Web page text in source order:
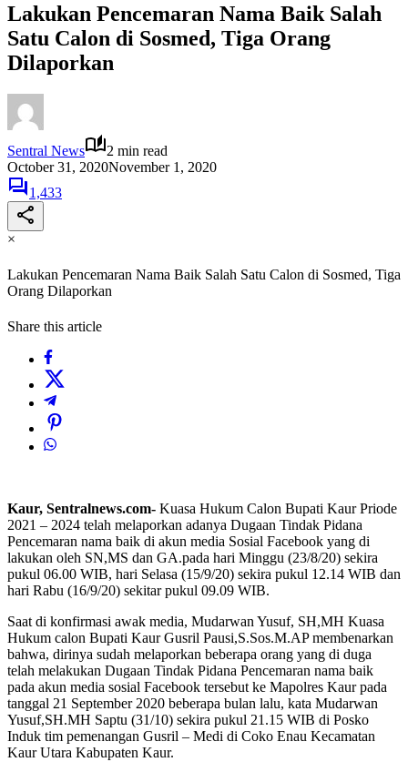
Lakukan Pencemaran Nama Baik Salah
Satu Calon di Sosmed, Tiga Orang
Dilaporkan
Sentral News
2 min read
October 31, 2020November 1, 2020
1,433
×
Lakukan Pencemaran Nama Baik Salah Satu Calon di Sosmed, Tiga
Orang Dilaporkan
Share this article
Kaur, Sentralnews.com- Kuasa Hukum Calon Bupati Kaur Priode
2021 – 2024 telah melaporkan adanya Dugaan Tindak Pidana
Pencemaran nama baik di akun media Sosial Facebook yang di
lakukan oleh SN,MS dan GA.pada hari Minggu (23/8/20) sekira
pukul 06.00 WIB, hari Selasa (15/9/20) sekira pukul 12.14 WIB dan
hari Rabu (16/9/20) sekitar pukul 09.09 WIB.
Saat di konfirmasi awak media, Mudarwan Yusuf, SH,MH Kuasa
Hukum calon Bupati Kaur Gusril Pausi,S.Sos.M.AP membenarkan
bahwa, dirinya sudah melaporkan beberapa orang yang di duga
telah melakukan Dugaan Tindak Pidana Pencemaran nama baik
pada akun media sosial Facebook tersebut ke Mapolres Kaur pada
tanggal 21 September 2020 beberapa bulan lalu, kata Mudarwan
Yusuf,SH.MH Saptu (31/10) sekira pukul 21.15 WIB di Posko
Induk tim pemenangan Gusril – Medi di Coko Enau Kecamatan
Kaur Utara Kabupaten Kaur.